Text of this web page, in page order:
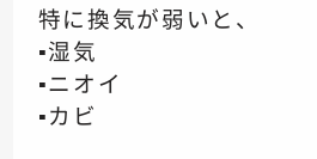
特に換気が弱いと、
▪️湿気
▪️ニオイ
▪️カビ